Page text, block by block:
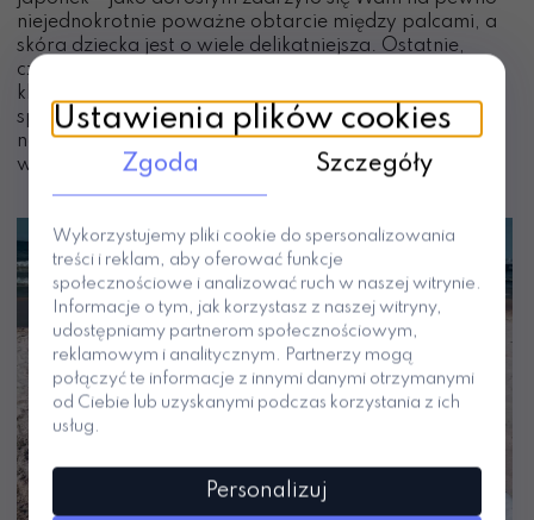
niejednokrotnie poważne obtarcie między palcami, a
skóra dziecka jest o wiele delikatniejsza. Ostatnie,
czego byśmy chcieli na wyjeździe, to obtarcie w tak
kluczowym miejscu, które uniemożliwia wygodne
spacery i które skończyć się może zakażeniem, jeśli
narażone jest na kontakt z piachem, czy brudną
wodą.
Ustawienia plików cookies
Zgoda Szczegóły
Wykorzystujemy pliki cookie do spersonalizowania
treści i reklam, aby oferować funkcje
społecznościowe i analizować ruch w naszej witrynie.
Informacje o tym, jak korzystasz z naszej witryny,
udostępniamy partnerom społecznościowym,
reklamowym i analitycznym. Partnerzy mogą
połączyć te informacje z innymi danymi otrzymanymi
od Ciebie lub uzyskanymi podczas korzystania z ich
usług.
Personalizuj